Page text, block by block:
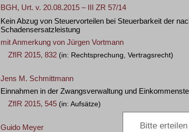
BGH, Urt. v. 20.08.2015 – III ZR 57/14
Kein Abzug von Steuervorteilen bei Steuerbarkeit der
Schadensersatzleistung
mit Anmerkung von Jürgen Vortmann
ZfIR 2015, 832 (in: Rechtsprechung, Vertragsrecht)
Jens M. Schmittmann
Einnahmen in der Zwangsverwaltung und
ZfIR 2015, 545 (in: Aufsätze)
Guido Meyer